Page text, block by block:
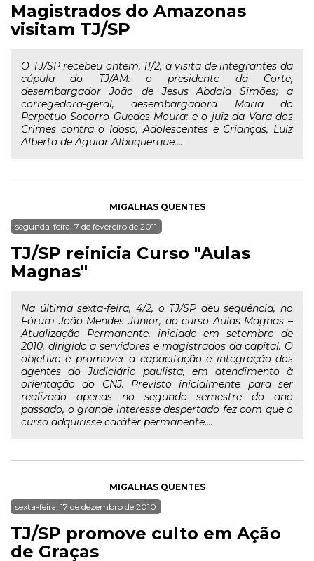
Magistrados do Amazonas
visitam TJ/SP
O TJ/SP recebeu ontem, 11/2, a visita de integrantes da
cúpula do TJ/AM: o presidente da Corte,
desembargador João de Jesus Abdala Simões; a
corregedora-geral, desembargadora Maria do
Perpetuo Socorro Guedes Moura; e o juiz da Vara dos
Crimes contra o Idoso, Adolescentes e Crianças, Luiz
Alberto de Aguiar Albuquerque....
MIGALHAS QUENTES
segunda-feira, 7 de fevereiro de 2011
TJ/SP reinicia Curso "Aulas
Magnas"
Na última sexta-feira, 4/2, o TJ/SP deu sequência, no
Fórum João Mendes Júnior, ao curso Aulas Magnas –
Atualização Permanente, iniciado em setembro de
2010, dirigido a servidores e magistrados da capital. O
objetivo é promover a capacitação e integração dos
agentes do Judiciário paulista, em atendimento à
orientação do CNJ. Previsto inicialmente para ser
realizado apenas no segundo semestre do ano
passado, o grande interesse despertado fez com que o
curso adquirisse caráter permanente....
MIGALHAS QUENTES
sexta-feira, 17 de dezembro de 2010
TJ/SP promove culto em Ação
de Graças